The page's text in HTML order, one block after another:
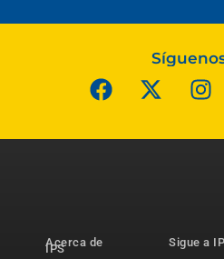
Acerca de
IPS
Sigue a